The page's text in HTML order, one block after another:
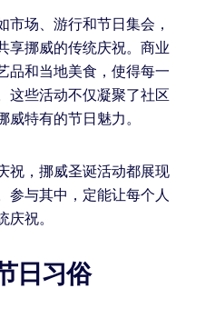
市场、游行和节日集会，
享挪威的传统庆祝。商业
品和当地美食，使得每一
这些活动不仅凝聚了社区
特有的节日魅力。
祝，挪威圣诞活动都展现
参与其中，定能让每个人
祝。
日习俗